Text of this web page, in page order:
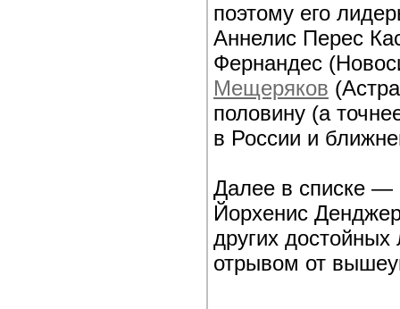
поэтому его
Аннелис Перес
Фернандес
Мещеряков
половину (а
в России и
Далее в списке
Йорхенис
других
отрывом от